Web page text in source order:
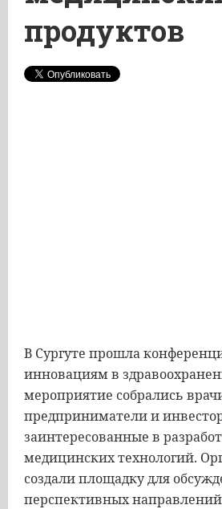
продуктов
В Сургуте прошла
инновациям в
мероприятие собрались
предприниматели и
заинтересованные в
медицинских технологий.
создали площадку для
перспективных